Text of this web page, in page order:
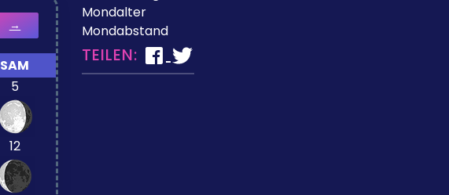
→
SAM
5
12
Mondalter
Mondabstand
TEILEN: